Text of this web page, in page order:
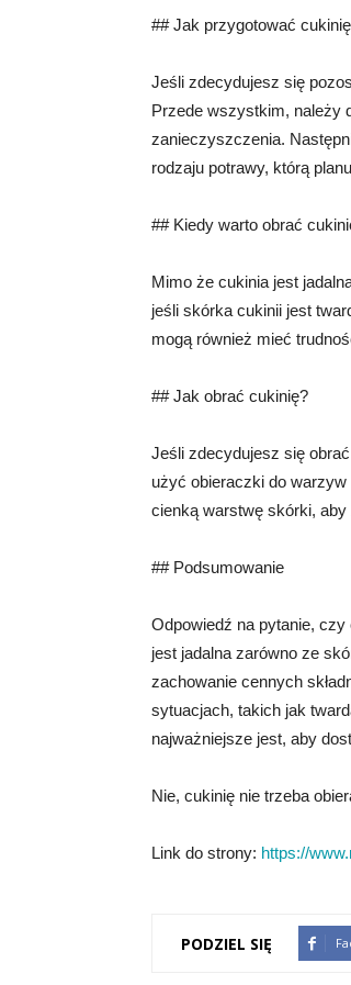
## Jak przygotować
Jeśli zdecydujesz się
Przede wszystkim, należy
zanieczyszczenia.
rodzaju potrawy, którą
## Kiedy warto obrać
Mimo że cukinia jest
jeśli skórka cukinii jest
mogą również mieć
## Jak obrać cukinię?
Jeśli zdecydujesz się
użyć obieraczki do
cienką warstwę skórki,
## Podsumowanie
Odpowiedź na pytanie,
jest jadalna zarówno ze
zachowanie cennych
sytuacjach, takich jak
najważniejsze jest, aby
Nie, cukinię nie trzeba
Link do strony: https://
PODZIEL SIĘ